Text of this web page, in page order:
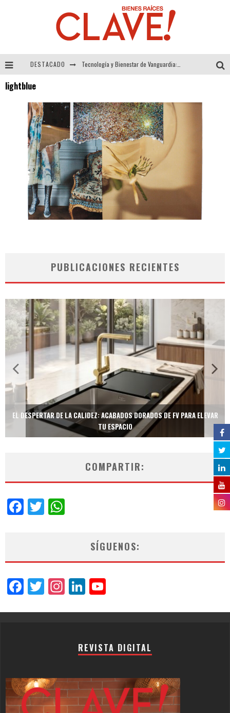
DESTACADO
Alexandra Bedoya – La Constancia detrás de La Paletería
lightblue
PUBLICACIONES RECIENTES
EL DESPERTAR DE LA CALIDEZ: ACABADOS DORADOS DE FV PARA ELEVAR
TU ESPACIO
COMPARTIR:
Facebook
Twitter
SÍGUENOS:
Facebook
Twitter
Instagram
LinkedIn
REVISTA DIGITAL